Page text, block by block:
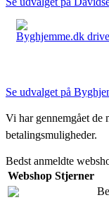
Byghjemme.dk
Se udvalget på
Vi har gennemgået de
betalingsmuligheder.
Bedst anmeldte
Webshop Stjerner